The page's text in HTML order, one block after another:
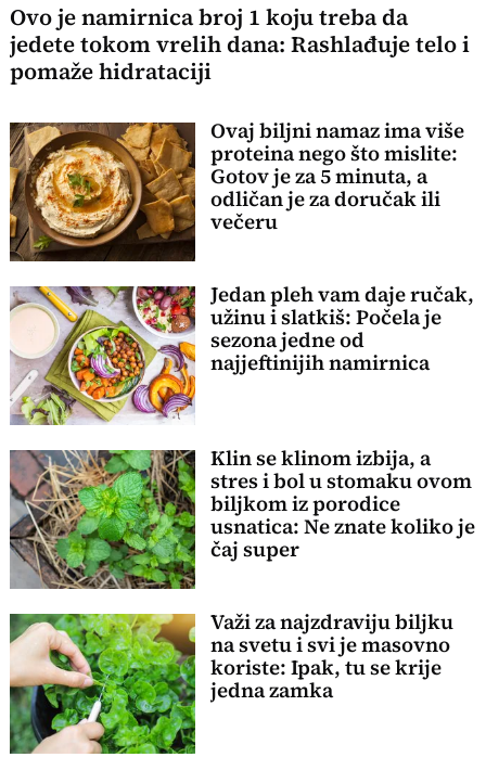
Ovo je namirnica broj 1 koju treba da
jedete tokom vrelih dana: Rashlađuje telo i
pomaže hidrataciji
Ovaj biljni namaz ima više
proteina nego što mislite:
Gotov je za 5 minuta, a
odličan je za doručak ili
večeru
Jedan pleh vam daje ručak,
užinu i slatkiš: Počela je
sezona jedne od
najjeftinijih namirnica
Klin se klinom izbija, a
stres i bol u stomaku ovom
biljkom iz porodice
usnatica: Ne znate koliko je
čaj super
Važi za najzdraviju biljku
na svetu i svi je masovno
koriste: Ipak, tu se krije
jedna zamka